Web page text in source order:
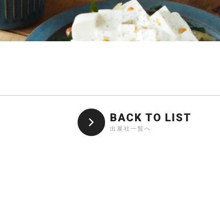
BACK TO LIST
出展社一覧へ